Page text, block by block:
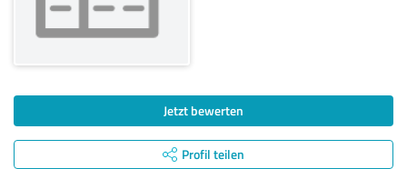
Jetzt bewerten
Profil teilen